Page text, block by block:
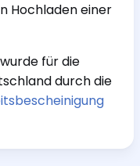
Hochladen einer
für die
durch die